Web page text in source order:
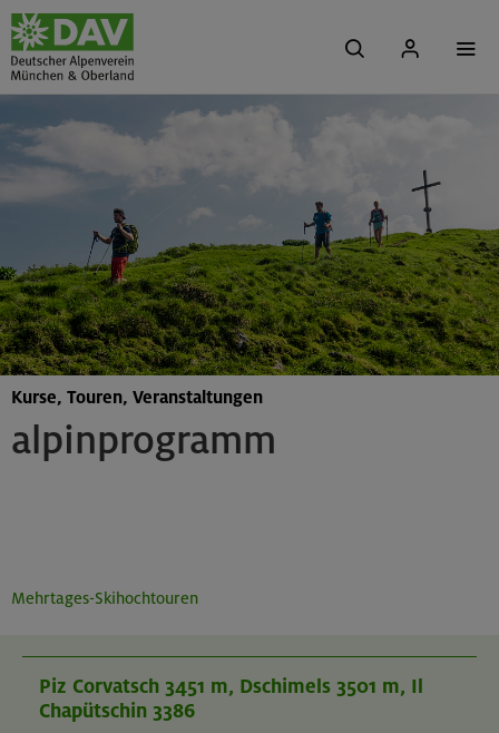
alpinprogramm
Kurse, Touren, Veranstaltungen
Mehrtages-Skihochtouren
Piz Corvatsch 3451 m, Dschimels 3501 m, Il
Chapütschin 3386